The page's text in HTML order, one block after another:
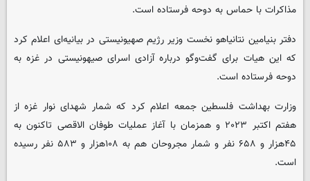
مذاکرات با حماس به دوحه فرستاده است.
دفتر بنیامین نتانیاهو نخست وزیر رژیم صهیونیستی در بیانیه‌ای اعلام کرد
که این هیات برای گفت‌وگو درباره آزادی اسرای صیهونیستی در غزه به
دوحه فرستاده است.
وزارت بهداشت فلسطین جمعه اعلام کرد که شمار شهدای نوار غزه از
هفتم اکتبر ۲۰۲۳ و همزمان با آغاز عملیات طوفان الاقصی تاکنون به
۴۵هزار و ۶۵۸ نفر و شمار مجروحان هم به ۱۰۸هزار و ۵۸۳ نفر رسیده
است.